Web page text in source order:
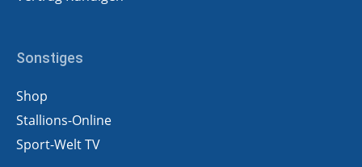
Sonstiges
Shop
Stallions-Online
Sport-Welt TV